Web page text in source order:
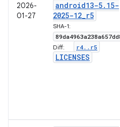
2026-
01-27
android13-5. 15-
2025-12_r5
SHA-1:
Diff: r4. . r5
LICENSES